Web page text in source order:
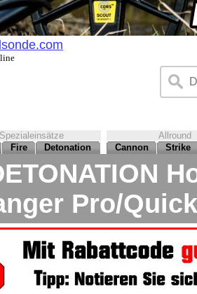
Spezialeinsätze
Allround
Fire Detonation Cannon Strike
Pro/